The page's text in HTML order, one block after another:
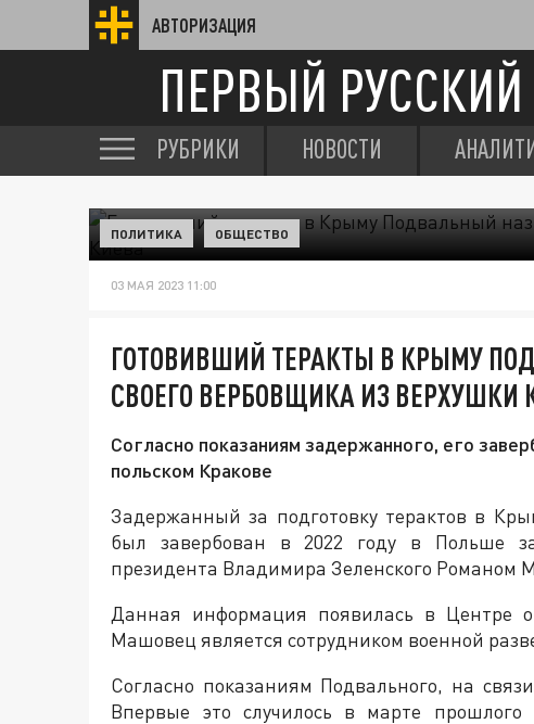
АВТОРИЗАЦИЯ
ПЕРВЫЙ РУССКИЙ
РУБРИКИ НОВОСТИ
ПОЛИТИКА ОБЩЕСТВО
03 МАЯ 2023 11:00
ГОТОВИВШИЙ ТЕРАКТЫ В КРЫМУ
СВОЕГО ВЕРБОВЩИКА ИЗ ВЕРХУШКИ
Согласно показаниям задержанного, его
польском Кракове
Задержанный за подготовку терактов в
был завербован в 2022 году в Польше
президента Владимира Зеленского Романом
Данная информация появилась в Центре
Машовец является сотрудником военной
Согласно показаниям Подвального, на
Впервые это случилось в марте